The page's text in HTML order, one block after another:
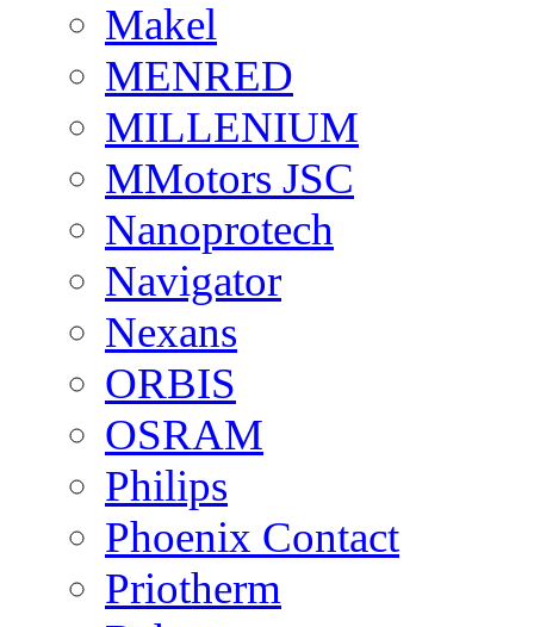
Makel
MENRED
MILLENIUM
MMotors JSC
Nanoprotech
Navigator
Nexans
ORBIS
OSRAM
Philips
Phoenix Contact
Priotherm